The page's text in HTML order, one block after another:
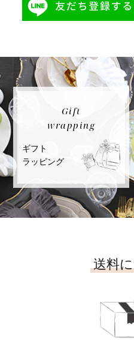
Gift
wrapping
ギフト
ラッピング
送料